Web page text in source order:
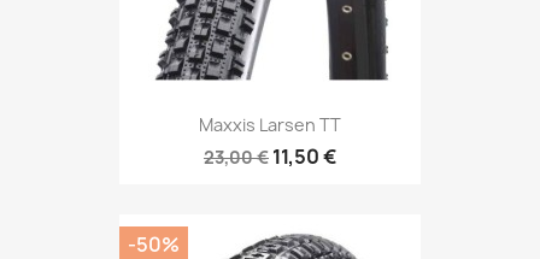
Maxxis Larsen TT
23,00 € 11,50 €
-50%